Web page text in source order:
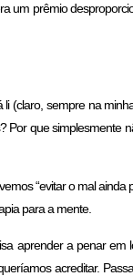
um prêmio
(claro, sempre na
que simplesmente
“evitar o mal
para a mente.
aprender a penar
acreditar.